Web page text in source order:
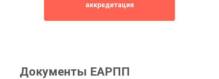
аккредитация
Документы ЕАРПП